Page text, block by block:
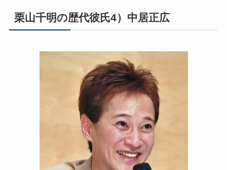
栗山千明の歴代彼氏4）中居正広